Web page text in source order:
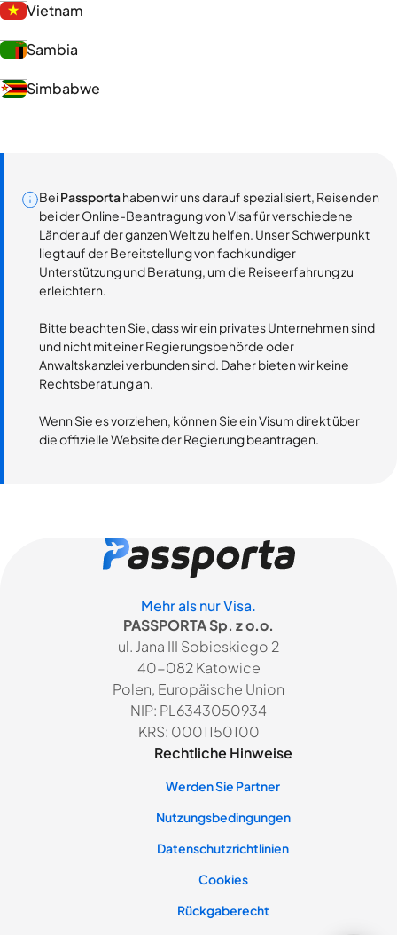
Vietnam
Sambia
Simbabwe
BeiPassportahaben wir uns darauf spezialisiert, Reisenden
bei der Online-Beantragung von Visa für verschiedene
Länder auf der ganzen Welt zu helfen. Unser Schwerpunkt
liegt auf der Bereitstellung von fachkundiger
Unterstützung und Beratung, um die Reiseerfahrung zu
erleichtern.
Bitte beachten Sie, dass wir ein privates Unternehmen sind
und nicht mit einer Regierungsbehörde oder
Anwaltskanzlei verbunden sind. Daher bieten wir keine
Rechtsberatung an.
Wenn Sie es vorziehen, können Sie ein Visum direkt über
die offizielle Website der Regierung beantragen.
Mehr als nur Visa.
PASSPORTA Sp. z o.o.
ul. Jana III Sobieskiego 2
40-082 Katowice
Polen, Europäische Union
NIP: PL6343050934
KRS: 0001150100
Rechtliche Hinweise
Werden Sie Partner
Nutzungsbedingungen
Datenschutzrichtlinien
Cookies
Rückgaberecht